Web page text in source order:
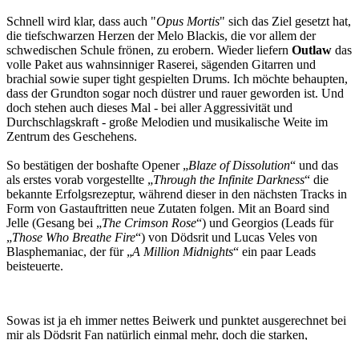
Schnell wird klar, dass auch "Opus Mortis" sich das Ziel gesetzt hat,
die tiefschwarzen Herzen der Melo Blackis, die vor allem der
schwedischen Schule frönen, zu erobern. Wieder liefern Outlaw das
volle Paket aus wahnsinniger Raserei, sägenden Gitarren und
brachial sowie super tight gespielten Drums. Ich möchte behaupten,
dass der Grundton sogar noch düstrer und rauer geworden ist. Und
doch stehen auch dieses Mal - bei aller Aggressivität und
Durchschlagskraft - große Melodien und musikalische Weite im
Zentrum des Geschehens.
So bestätigen der boshafte Opener „Blaze of Dissolution“ und das
als erstes vorab vorgestellte „Through the Infinite Darkness“ die
bekannte Erfolgsrezeptur, während dieser in den nächsten Tracks in
Form von Gastauftritten neue Zutaten folgen. Mit an Board sind
Jelle (Gesang bei „The Crimson Rose“) und Georgios (Leads für
„Those Who Breathe Fire“) von Dödsrit und Lucas Veles von
Blasphemaniac, der für „A Million Midnights“ ein paar Leads
beisteuerte.
Sowas ist ja eh immer nettes Beiwerk und punktet ausgerechnet bei
mir als Dödsrit Fan natürlich einmal mehr, doch die starken,